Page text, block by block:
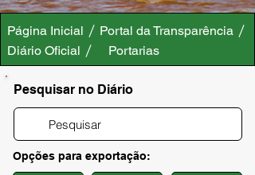
Página Inicial
Portal da Transparência
Diário Oficial
Portarias
Pesquisar no Diário
Opções para exportação: